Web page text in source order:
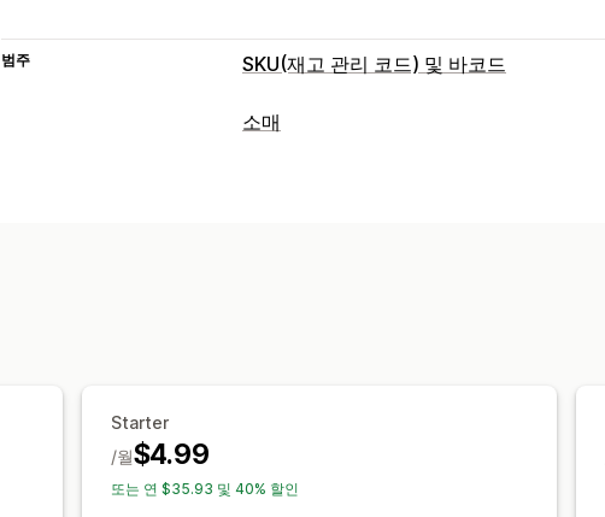
범주 SKU(재고 관리 코드) 및 바코드
바코드 관리
소매
Starter
$4.99
/월
또는 연 $35.93 및 40% 할인